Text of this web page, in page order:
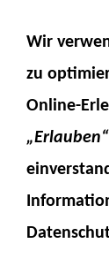
Wir
zu
Online-
„Erlauben“